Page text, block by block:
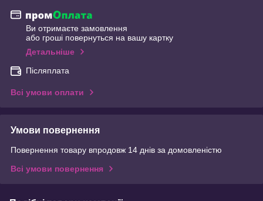
Ви отримаєте замовлення
або гроші повернуться на вашу картку
Детальніше
Післяплата
Всі умови оплати
Умови повернення
Повернення товару впродовж 14 днів за домовленістю
Всі умови повернення